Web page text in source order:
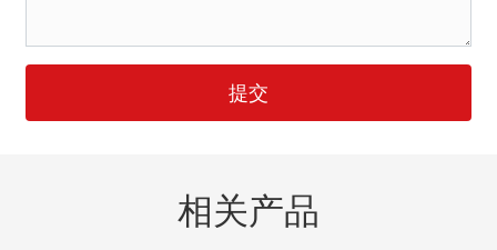
提交
相关产品